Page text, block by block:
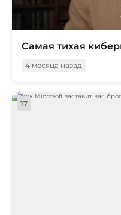
Самая тихая
4 месяца назад
17